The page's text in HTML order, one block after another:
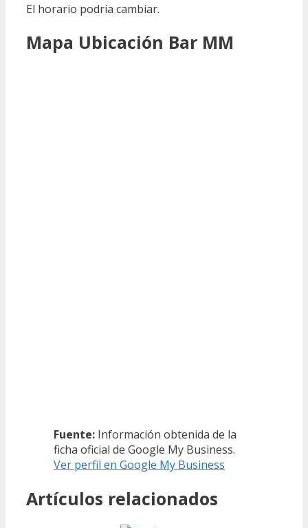
El horario podría cambiar.
Mapa Ubicación Bar MM
Fuente: Información obtenida de la
ficha oficial de Google My Business.
Ver perfil en Google My Business
Artículos relacionados